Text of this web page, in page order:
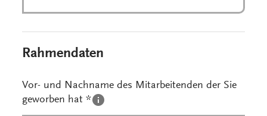
Rahmendaten
Vor- und Nachname des Mitarbeitenden der Sie
geworben hat *